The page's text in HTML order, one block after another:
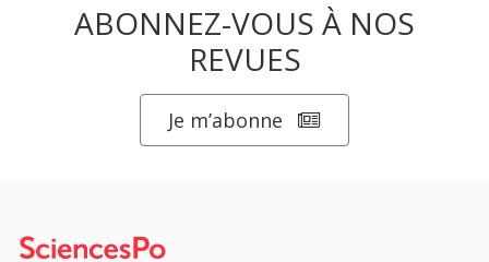
ABONNEZ-VOUS À NOS
REVUES
Je m’abonne